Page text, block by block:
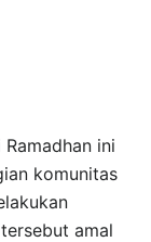
Ramadhan ini
komunitas
amal